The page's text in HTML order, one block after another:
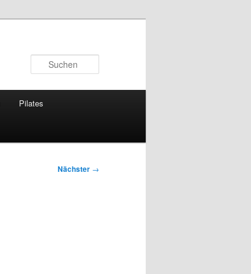
Pilates
Nächster →